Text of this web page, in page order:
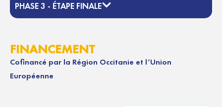
PHASE 3 - ÉTAPE FINALE
FINANCEMENT
Cofinancé par la Région Occitanie et l’Union
Européenne